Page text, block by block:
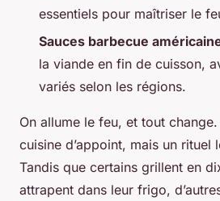
essentiels pour maîtriser le
Sauces barbecue
la viande en fin de cuisson,
variés selon les régions.
On allume le feu, et tout change.
cuisine d’appoint, mais un rituel
Tandis que certains grillent en
attrapent dans leur frigo,